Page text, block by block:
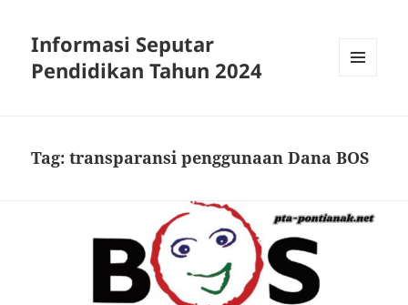
Informasi Seputar
Pendidikan Tahun 2024
Tag:transparansi penggunaan Dana BOS